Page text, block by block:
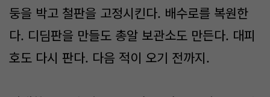
둥을 박고 철판을 고정시킨다. 배수로를 복원한
다. 디딤판을 만들도 총알 보관소도 만든다. 대피
호도 다시 판다. 다음 적이 오기 전까지.